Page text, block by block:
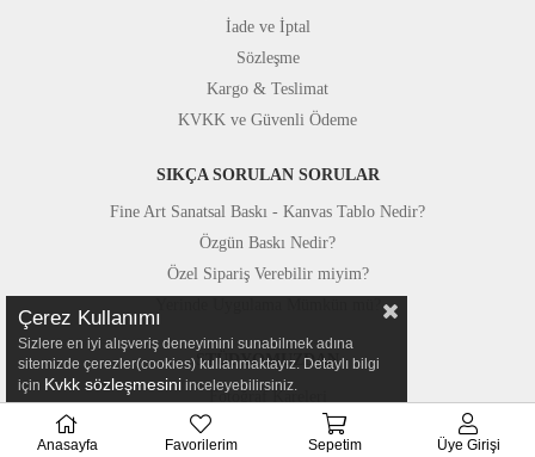
İade ve İptal
Sözleşme
Kargo & Teslimat
KVKK ve Güvenli Ödeme
SIKÇA SORULAN SORULAR
Fine Art Sanatsal Baskı - Kanvas Tablo Nedir?
Özgün Baskı Nedir?
Özel Sipariş Verebilir miyim?
STÜDYOMUZDAN
Fotoğraf Kareleri
Basında Canvastar
Çerez Kullanımı
Sizlere en iyi alışveriş deneyimini sunabilmek adına
sitemizde çerezler(cookies) kullanmaktayız. Detaylı bilgi
için Kvkk sözleşmesini inceleyebilirsiniz.
Anasayfa Favorilerim Sepetim Üye Girişi